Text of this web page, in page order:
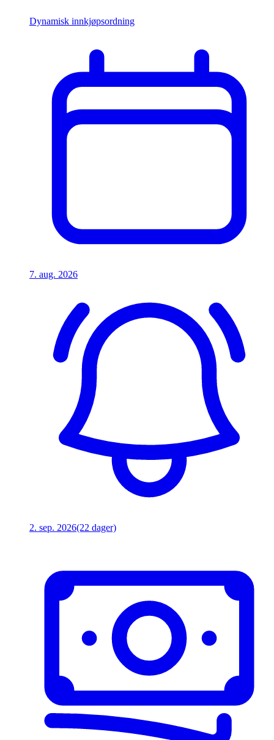
Dynamisk innkjøpsordning
7. aug. 2026
2. sep. 2026(22 dager)